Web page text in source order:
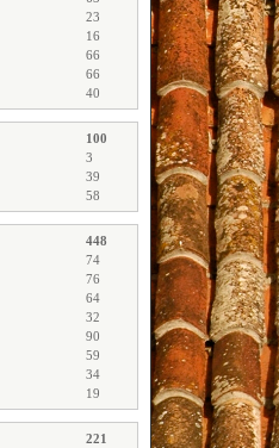
23
16
66
66
40
100
3
39
58
448
74
76
64
32
90
59
34
19
221